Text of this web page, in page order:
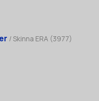
/ Skinna ERA (3977)